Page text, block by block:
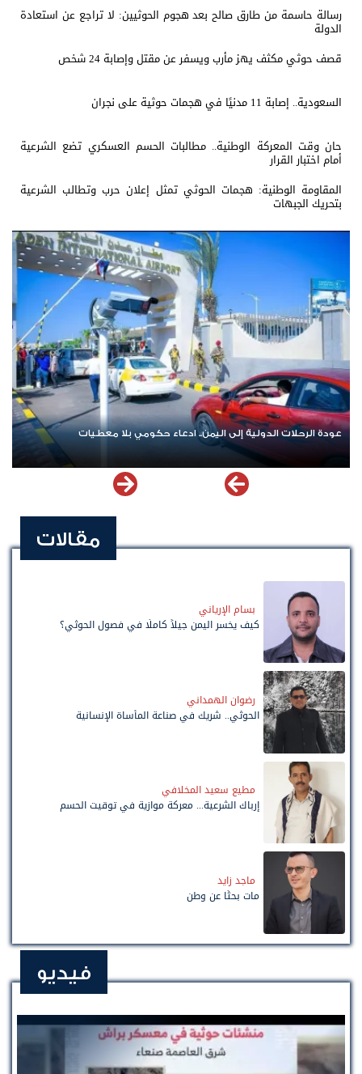
رسالة حاسمة من طارق صالح بعد هجوم الحوثيين: لا تراجع عن استعادة
الدولة
قصف حوثي مكثف يهز مأرب ويسفر عن مقتل وإصابة 24 شخص
السعودية.. إصابة 11 مدنيًا في هجمات حوثية على نجران
حان وقت المعركة الوطنية.. مطالبات الحسم العسكري تضع الشرعية
أمام اختبار القرار
المقاومة الوطنية: هجمات الحوثي تمثل إعلان حرب وتطالب الشرعية
بتحريك الجبهات
حكومي بلا معطيات اشترك الآن في قناة الواتساب لـ نيوزيمن
مقالات
بسام الإرياني
كيف يخسر اليمن جيلاً كاملًا في فصول الحوثي؟
رضوان الهمداني
الحوثي.. شريك في صناعة المأساة الإنسانية
مطيع سعيد المخلافي
إرباك الشرعية... معركة موازية في توقيت الحسم
ماجد زايد
مات بحثًا عن وطن
فيديو